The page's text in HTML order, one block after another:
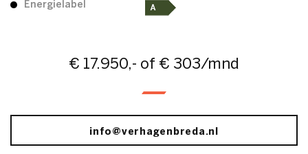
Energielabel
€ 17.950,- of € 303/mnd
info@verhagenbreda.nl